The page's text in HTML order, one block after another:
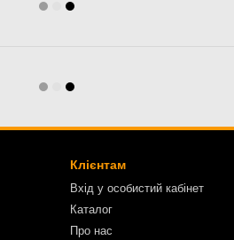
Клієнтам
Вхід у особистий кабінет
Каталог
Про нас